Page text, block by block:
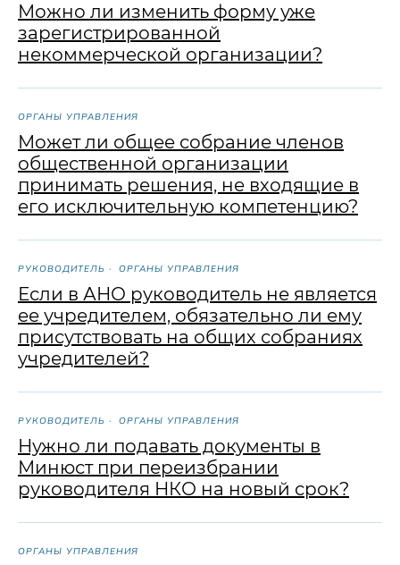
Можно ли изменить форму уже
зарегистрированной
некоммерческой организации?
ОРГАНЫ УПРАВЛЕНИЯ
Может ли общее собрание членов
общественной организации
принимать решения, не входящие в
его исключительную компетенцию?
РУКОВОДИТЕЛЬ ОРГАНЫ УПРАВЛЕНИЯ
Если в АНО руководитель не является
ее учредителем, обязательно ли ему
присутствовать на общих собраниях
учредителей?
РУКОВОДИТЕЛЬ ОРГАНЫ УПРАВЛЕНИЯ
Нужно ли подавать документы в
Минюст при переизбрании
руководителя НКО на новый срок?
ОРГАНЫ УПРАВЛЕНИЯ